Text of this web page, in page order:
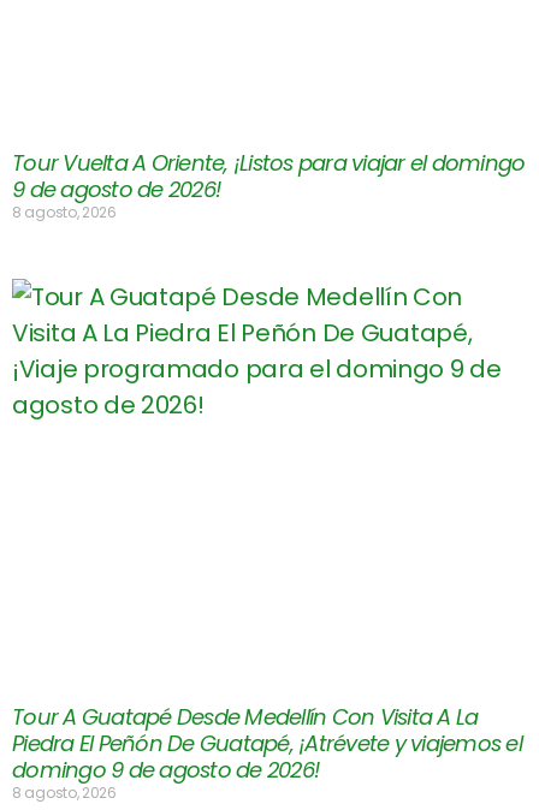
Tour Vuelta A Oriente, ¡Listos para viajar el domingo
9 de agosto de 2026!
8 agosto, 2026
Tour A Guatapé Desde Medellín Con Visita A La
Piedra El Peñón De Guatapé, ¡Atrévete y viajemos el
domingo 9 de agosto de 2026!
8 agosto, 2026